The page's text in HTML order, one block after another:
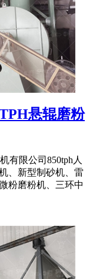
悬辊磨粉
有限公司850tph人
、新型制砂机、雷
粉磨粉机、三环中